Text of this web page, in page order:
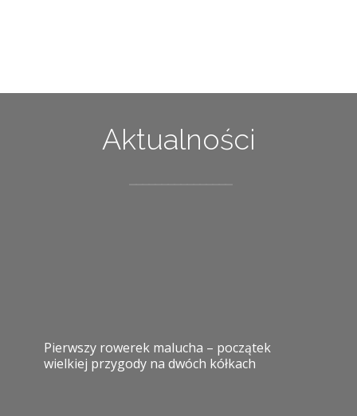
Aktualności
Pierwszy rowerek malucha – początek
wielkiej przygody na dwóch kółkach